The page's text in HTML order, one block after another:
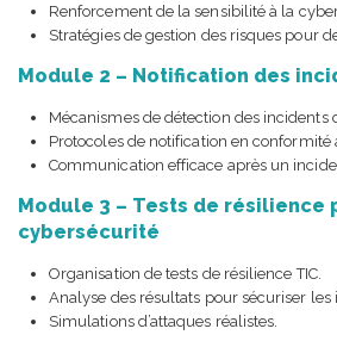
Renforcement de la sensibilité à la
Stratégies de gestion des risques pour
Module 2 – Notification des
Mécanismes de détection des incidents
Protocoles de notification en conformité
Communication efficace après un
Module 3 – Tests de résilience
cybersécurité
Organisation de tests de résilience TIC.
Analyse des résultats pour sécuriser les
Simulations d’attaques réalistes.